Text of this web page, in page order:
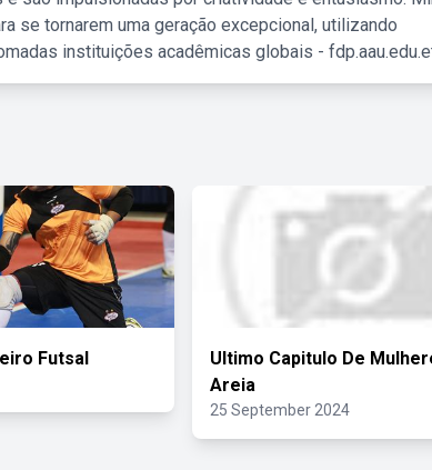
se tornarem uma geração excepcional, utilizando
instituições acadêmicas globais -
Futsal
Ultimo Capitulo De
Areia
25 September 2024